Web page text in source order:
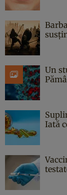
Un
Iată